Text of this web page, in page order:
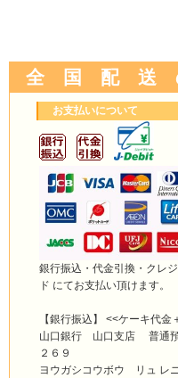
全 国 配 送
お支払いについて
銀行振込・代金引換・クレ
ド にてお支払い頂けます。
【銀行振込】 <<ケーキ代金
山口銀行 山口支店 普通
２６９
ヨウガシコウボウ リュ レ